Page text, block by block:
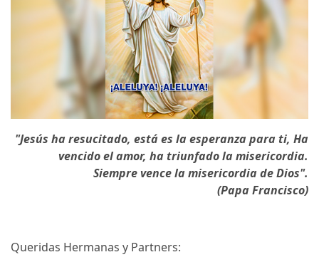
"Jesús ha resucitado, está es la esperanza para ti, Ha
vencido el amor, ha triunfado la misericordia.
Siempre vence la misericordia de Dios".
(Papa Francisco)
Queridas Hermanas y Partners: